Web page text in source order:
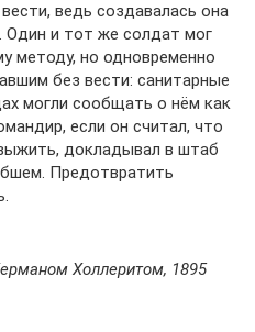
ведь создавалась она
Один и тот же солдат мог
методу, но одновременно
без вести: санитарные
могли сообщать о нём как
если он считал, что
докладывал в штаб
Предотвратить
Холлеритом, 1895